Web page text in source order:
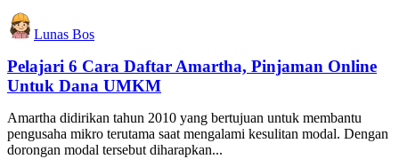
Lunas Bos
Pelajari 6 Cara Daftar Amartha, Pinjaman Online
Untuk Dana UMKM
Amartha didirikan tahun 2010 yang bertujuan untuk membantu
pengusaha mikro terutama saat mengalami kesulitan modal. Dengan
dorongan modal tersebut diharapkan...